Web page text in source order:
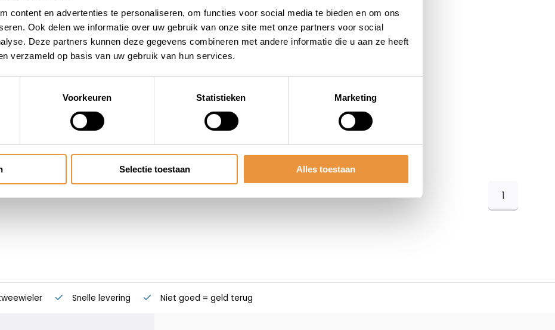
content en advertenties te personaliseren, om functies voor social media te bieden en om ons
Ook delen we informatie over uw gebruik van onze site met onze partners voor social
Deze partners kunnen deze gegevens combineren met andere informatie die u aan ze heeft
verzameld op basis van uw gebruik van hun services.
Voorkeuren Statistieken Marketing
Selectie toestaan Alles toestaan
(0)
Oxford
op voorraad
1
Snelle levering Niet goed = geld terug